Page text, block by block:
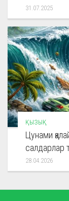
31.07.2025
ҚЫЗЫҚ
Цунами
салдарлар
28.04.2026